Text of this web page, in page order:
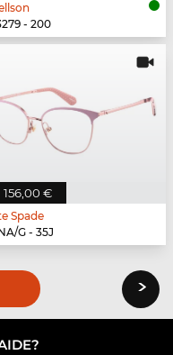
- 200
156,00 €
Spade
G - 35J
›